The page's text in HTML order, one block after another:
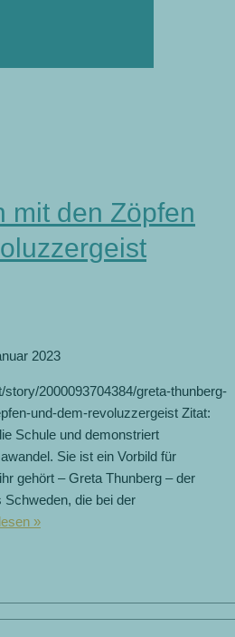
mit den Zöpfen
2023
2000093704384/greta-thunberg-
und-dem-revoluzzergeist Zitat:
Schule und demonstriert
Sie ist ein Vorbild für
gehört – Greta Thunberg – der
die bei der
»